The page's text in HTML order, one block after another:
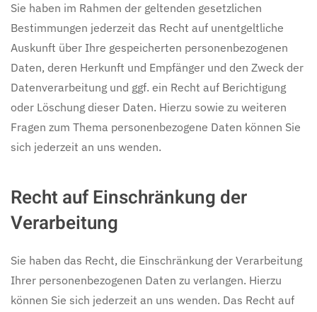
Sie haben im Rahmen der geltenden gesetzlichen
Bestimmungen jederzeit das Recht auf unentgeltliche
Auskunft über Ihre gespeicherten personenbezogenen
Daten, deren Herkunft und Empfänger und den Zweck der
Datenverarbeitung und ggf. ein Recht auf Berichtigung
oder Löschung dieser Daten. Hierzu sowie zu weiteren
Fragen zum Thema personenbezogene Daten können Sie
sich jederzeit an uns wenden.
Recht auf Einschränkung der
Verarbeitung
Sie haben das Recht, die Einschränkung der Verarbeitung
Ihrer personenbezogenen Daten zu verlangen. Hierzu
können Sie sich jederzeit an uns wenden. Das Recht auf